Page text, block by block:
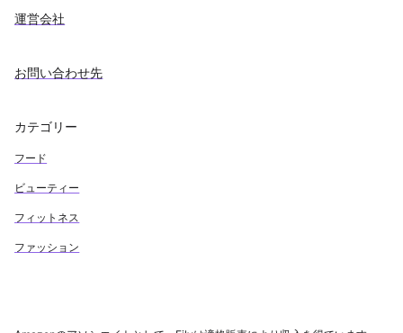
運営会社
お問い合わせ先
カテゴリー
フード
ビューティー
フィットネス
ファッション